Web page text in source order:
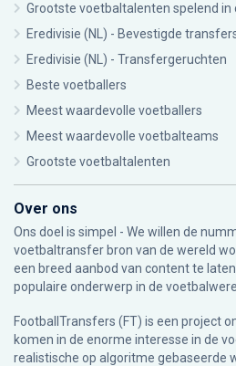
Grootste voetbaltalenten spelend in
Eredivisie (NL) - Bevestigde
Eredivisie (NL) - Transfergeruchten
Beste voetballers
Meest waardevolle voetballers
Meest waardevolle voetbalteams
Grootste voetbaltalenten
Over ons
Ons doel is simpel - We willen de
voetbaltransfer bron van de wereld
een breed aanbod van content te
populaire onderwerp in de
FootballTransfers (FT) is een project
komen in de enorme interesse in de
realistische op algoritme gebaseerde